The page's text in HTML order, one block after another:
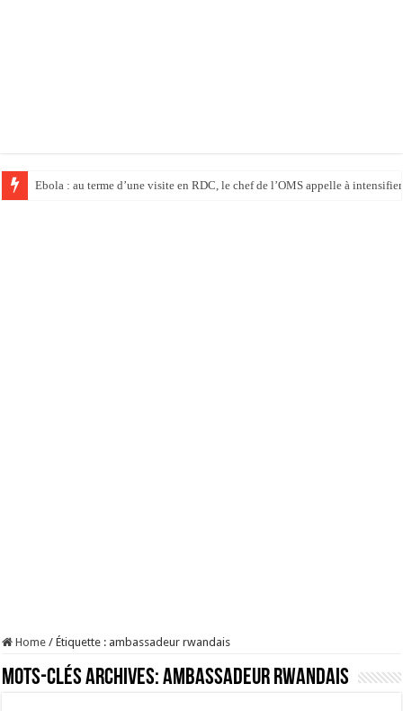
Ebola : au terme d’une visite en RDC, le chef de l’OMS appelle à
Home / Étiquette : ambassadeur rwandais
Mots-clés Archives:ambassadeur rwandais